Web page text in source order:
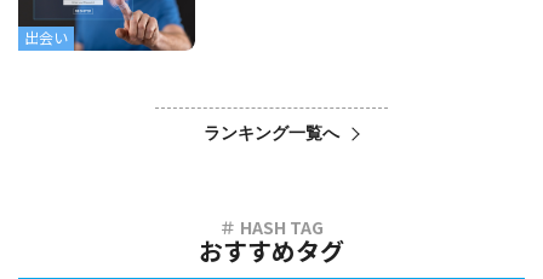
出会い
ランキング一覧へ
おすすめタグ